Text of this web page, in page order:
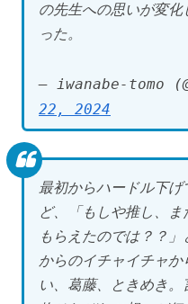
の先生への思いが変
った。
— iwanabe-tomo
22, 2024
最初からハードル下
ど、「もしや推し、
もらえたのでは？？
からのイチャイチャ
い、葛藤、ときめき